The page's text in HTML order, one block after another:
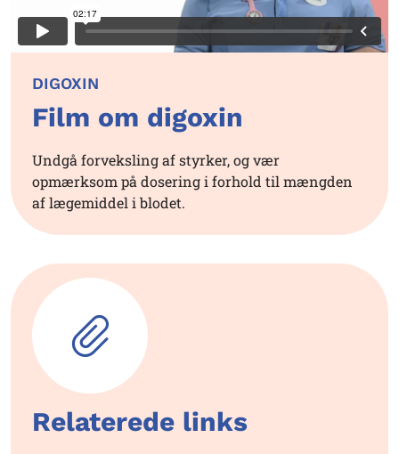
DIGOXIN
Film om digoxin
Undgå forveksling af styrker, og vær
opmærksom på dosering i forhold til mængden
af lægemiddel i blodet.
Relaterede links